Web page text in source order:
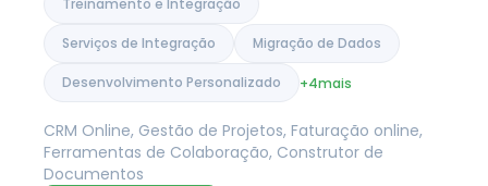
Treinamento e Integração
Serviços de Integração Migração de Dados
Desenvolvimento Personalizado +4mais
CRM Online, Gestão de Projetos, Faturação online,
Ferramentas de Colaboração, Construtor de
Documentos